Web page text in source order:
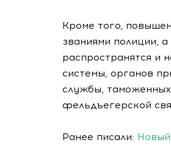
Кроме того,
званиями полиции,
распространятся и
системы, органов
службы,
фельдъегерской
Ранее писали: